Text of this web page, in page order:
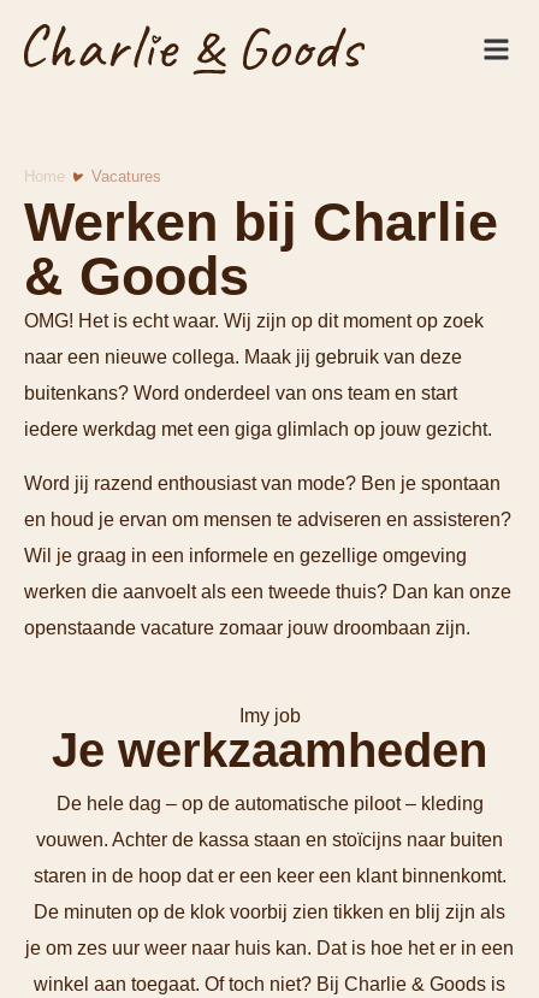
Home Vacatures
Werken bij Charlie
& Goods
OMG! Het is echt waar. Wij zijn op dit moment op zoek
naar een nieuwe collega. Maak jij gebruik van deze
buitenkans? Word onderdeel van ons team en start
iedere werkdag met een giga glimlach op jouw gezicht.
Word jij razend enthousiast van mode? Ben je spontaan
en houd je ervan om mensen te adviseren en assisteren?
Wil je graag in een informele en gezellige omgeving
werken die aanvoelt als een tweede thuis? Dan kan onze
openstaande vacature zomaar jouw droombaan zijn.
Imy job
Je werkzaamheden
De hele dag – op de automatische piloot – kleding
vouwen. Achter de kassa staan en stoïcijns naar buiten
staren in de hoop dat er een keer een klant binnenkomt.
De minuten op de klok voorbij zien tikken en blij zijn als
je om zes uur weer naar huis kan. Dat is hoe het er in een
winkel aan toegaat. Of toch niet? Bij Charlie & Goods is